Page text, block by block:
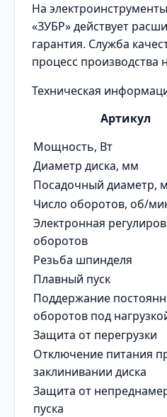
На
«ЗУБР» действует
гарантия. Служба
процесс производства
Техническая
Артикул
Мощность, Вт
Диаметр диска, мм
Посадочный диаметр,
Число оборотов, об/
Электронная
оборотов
Резьба шпинделя
Плавный пуск
Поддержание
оборотов под
Защита от перегрузки
Отключение питания
заклинивании диска
Защита от
пуска